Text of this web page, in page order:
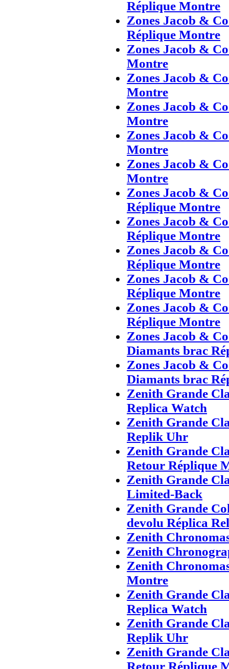
Réplique Montre
Zones Jacob &
Réplique Montre
Zones Jacob &
Montre
Zones Jacob &
Montre
Zones Jacob &
Montre
Zones Jacob &
Montre
Zones Jacob &
Montre
Zones Jacob &
Réplique Montre
Zones Jacob &
Réplique Montre
Zones Jacob &
Réplique Montre
Zones Jacob &
Réplique Montre
Zones Jacob &
Réplique Montre
Zones Jacob &
Diamants brac
Zones Jacob &
Diamants brac
Zenith Grande
Replica Watch
Zenith Grande
Replik Uhr
Zenith Grande
Retour Réplique
Zenith Grande
Limited-Back
Zenith Grande
devolu Réplica
Zenith
Zenith
Zenith
Montre
Zenith Grande
Replica Watch
Zenith Grande
Replik Uhr
Zenith Grande
Retour Réplique